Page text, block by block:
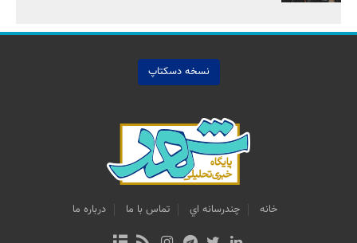
نسخه دسکتاپ
خانه چندرسانه اي تماس با ما درباره ما